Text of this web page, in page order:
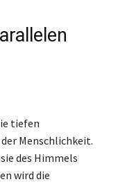
tiefen
Menschlichkeit.
des Himmels
wird die